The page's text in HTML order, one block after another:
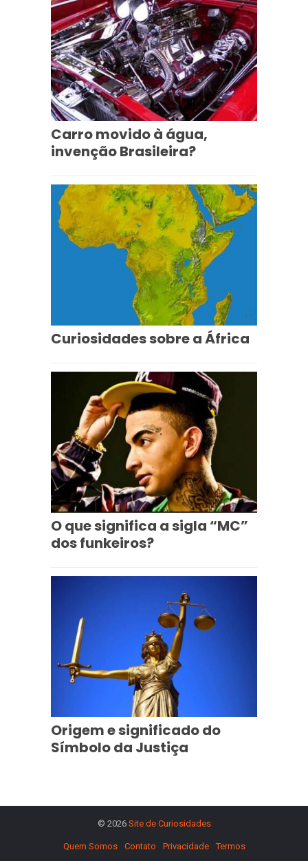
Carro movido à água,
invenção Brasileira?
Curiosidades sobre a África
O que significa a sigla “MC”
dos funkeiros?
Origem e significado do
Símbolo da Justiça
© 2026 Site de Curiosidades
Quem Somos Contato Privacidade Termos